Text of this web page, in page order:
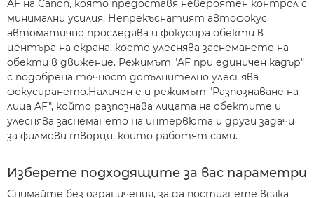
AF на Canon, която предоставя невероятен контрол с
минимални усилия. Непрекъснатият автофокус
автоматично проследява и фокусира обекти в
центъра на екрана, което улеснява заснемането на
обекти в движение. Режимът "AF при единичен кадър"
с подобрена точност допълнително улеснява
фокусирането.Наличен е и режимът "Разпознаване на
лица AF", който разпознава лицата на обектите и
улеснява заснемането на интервюта и други задачи
за филмови творци, които работят сами.
Изберете подходящите за вас параметри
Снимайте без ограничения, за да постигнете всяка